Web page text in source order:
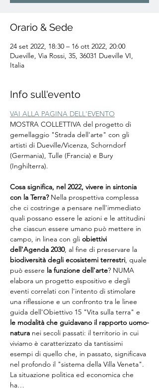
Orario & Sede
24 set 2022, 18:30 – 16 ott 2022, 20:00
Dueville, Via Rossi, 35, 36031 Dueville VI,
Italia
Info sull'evento
VAI ALLA PAGINA DELL'EVENTO
MOSTRA COLLETTIVA del progetto di
gemellaggio "Strada dell'arte" con gli
artisti di Dueville/Vicenza, Schorndorf
(Germania), Tulle (Francia) e Bury
(Inghilterra).
Cosa significa, nel 2022, vivere in sintonia
con la Terra? Nella prospettiva complessa
che ci costringe a pensare nell'immediato
quali possano essere le azioni e le attitudini
che ciascun essere umano può mettere in
campo, in linea con gli obiettivi
dell'Agenda 2030, al fine di preservare la
biodiversità degli ecosistemi terrestri, quale
può essere la funzione dell'arte? NUMA
elabora un progetto espositivo e degli
eventi correlati con l'intento di stimolare
una riflessione e un confronto tra le linee
guida dell'Obiettivo 15 "Vita sulla terra" e
le modalità che guidavano il rapporto uomo-
natura nei secoli passati: il territorio in cui
viviamo è caratterizzato da tantissimi
esempi di quello che, in passato, significava
nel profondo il "sistema della Villa Veneta".
La situazione politica ed economica che
ha…